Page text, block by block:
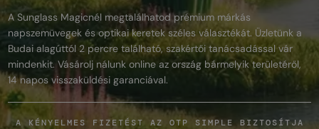
A Sunglass Magicnél megtalálhatod prémium márkás
napszemüvegek és optikai keretek széles választékát. Üzletünk a
Budai alagúttól 2 percre található, szakértői tanácsadással vár
mindenkit. Vásárolj nálunk online az ország bármelyik területéről,
14 napos visszaküldési garanciával.
A KÉNYELMES FIZETÉST AZ OTP SIMPLE BIZTOSÍTJA